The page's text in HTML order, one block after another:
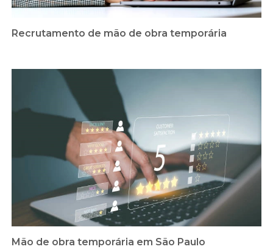
Recrutamento de mão de obra temporária
Mão de obra temporária em São Paulo